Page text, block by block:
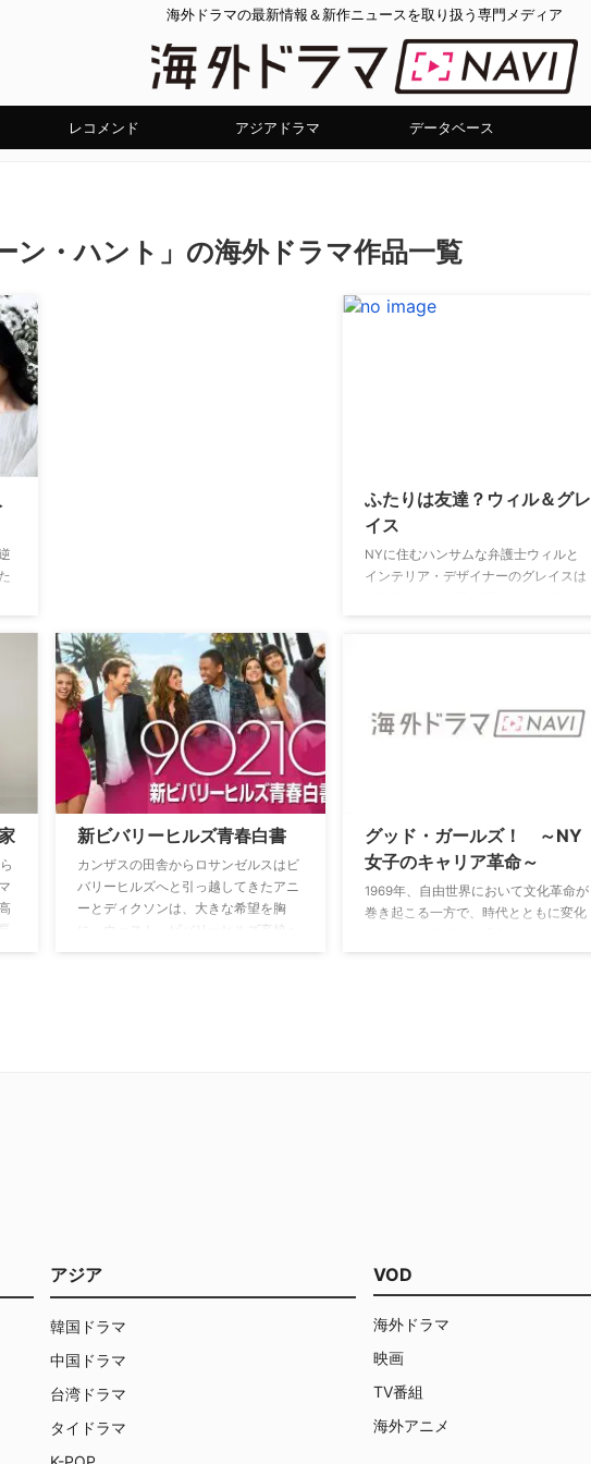
海外ドラマの最新情報＆新作ニュースを取り扱う専門メディア
レコメンド アジアドラマ データベース
ン・ハント」の海外ドラマ作品一覧
ふたりは友達？ウィル＆グレ
イス
NYに住むハンサムな弁護士ウィルと
インテリア・デザイナーのグレイスは
奇妙な同居生活が始まるが、ウィルの
親友で俳優を目指すジャックと、グレ
新ビバリーヒルズ青春白書
カンザスの田舎からロサンゼルスはビ
バリーヒルズへと引っ越してきたアニ
ーとディクソンは、大きな希望を胸
グッド・ガールズ！ ～NY
女子のキャリア革命～
1969年、自由世界において文化革命が
巻き起こる一方で、時代とともに変化
アジア
韓国ドラマ
中国ドラマ
台湾ドラマ
タイドラマ
VOD
海外ドラマ
映画
TV番組
海外アニメ